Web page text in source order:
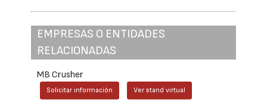
EMPRESAS O ENTIDADES
RELACIONADAS
MB Crusher
Solicitar información Ver stand virtual